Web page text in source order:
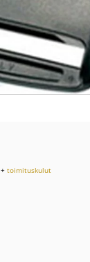
+toimituskulut